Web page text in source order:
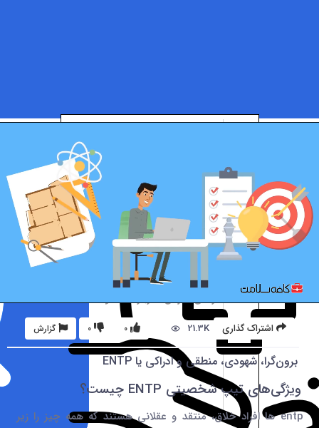
اشتراک گذاری 21.3K گزارش 0 0
برون‌گرا،‌ شهودی، منطقی و ادراکی یا ENTP
ویژگی‌های تیپ شخصیتی ENTP چیست؟
entp ها افراد خلاق، منتقد و عقلانی هستند که همه‌ چیز را زیر